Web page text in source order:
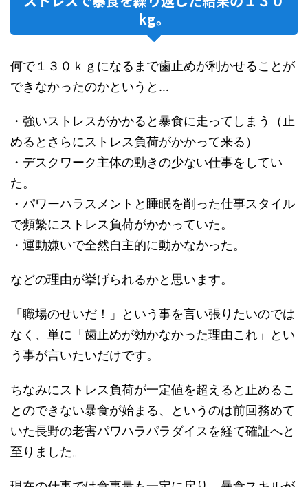
kg。
何で１３０ｋｇになるまで歯止めが利かせることが
できなかったのかというと…
・強いストレスがかかると暴食に走ってしまう（止
めるとさらにストレス負荷がかかって来る）
・デスクワーク主体の動きの少ない仕事をしてい
た。
・パワーハラスメントと睡眠を削った仕事スタイル
で頻繁にストレス負荷がかかっていた。
・運動嫌いで全然自主的に動かなかった。
などの理由が挙げられるかと思います。
「職場のせいだ！」という事を言い張りたいのでは
なく、単に「歯止めが効かなかった理由これ」とい
う事が言いたいだけです。
ちなみにストレス負荷が一定値を超えると止めるこ
とのできない暴食が始まる、というのは前回務めて
いた長野の老害パワハラパラダイスを経て確証へと
至りました。